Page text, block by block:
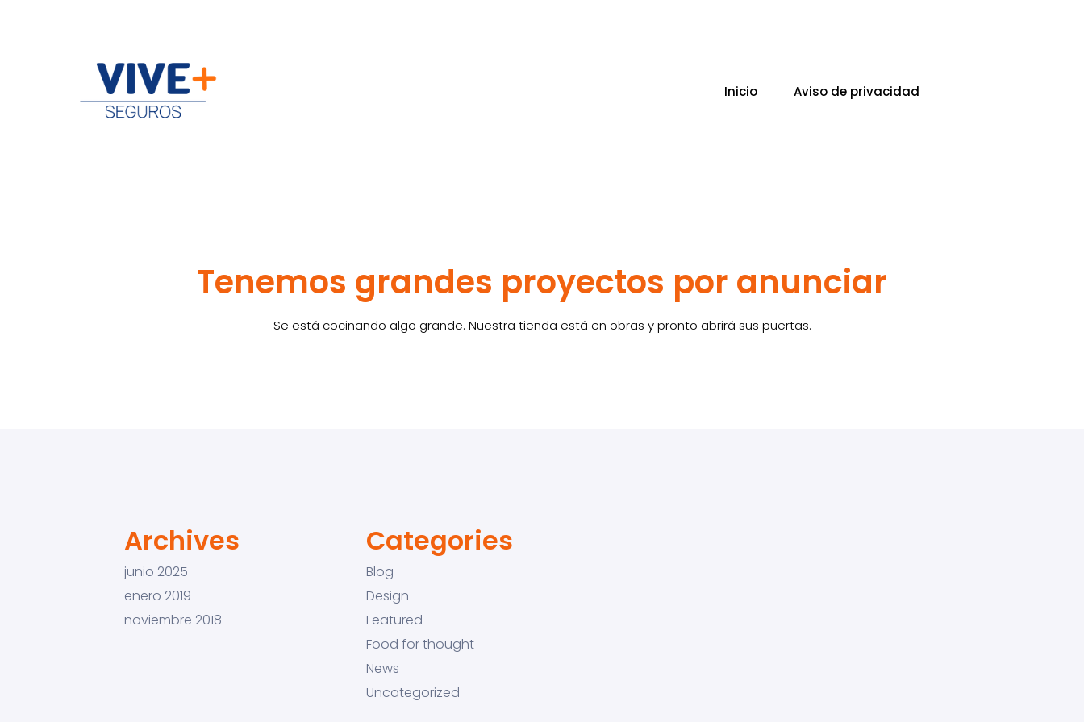
Inicio Aviso de privacidad
Tenemos grandes proyectos por anunciar
Se está cocinando algo grande. Nuestra tienda está en obras y pronto abrirá sus puertas.
Archives
junio 2025
enero 2019
noviembre 2018
Categories
Blog
Design
Featured
Food for thought
News
Uncategorized